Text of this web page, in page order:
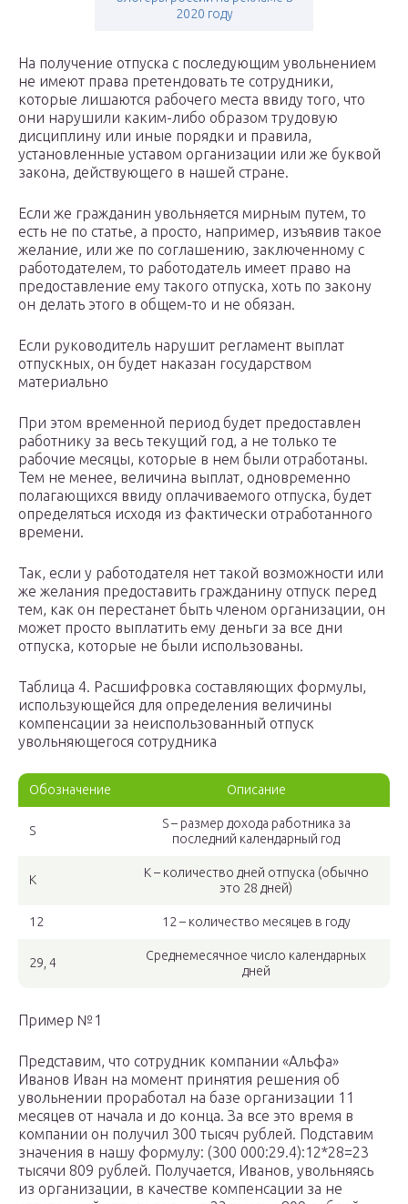
2020 году
На получение отпуска с последующим увольнением
не имеют права претендовать те сотрудники,
которые лишаются рабочего места ввиду того, что
они нарушили каким-либо образом трудовую
дисциплину или иные порядки и правила,
установленные уставом организации или же буквой
закона, действующего в нашей стране.
Если же гражданин увольняется мирным путем, то
есть не по статье, а просто, например, изъявив такое
желание, или же по соглашению, заключенному с
работодателем, то работодатель имеет право на
предоставление ему такого отпуска, хоть по закону
он делать этого в общем-то и не обязан.
Если руководитель нарушит регламент выплат
отпускных, он будет наказан государством
материально
При этом временной период будет предоставлен
работнику за весь текущий год, а не только те
рабочие месяцы, которые в нем были отработаны.
Тем не менее, величина выплат, одновременно
полагающихся ввиду оплачиваемого отпуска, будет
определяться исходя из фактически отработанного
времени.
Так, если у работодателя нет такой возможности или
же желания предоставить гражданину отпуск перед
тем, как он перестанет быть членом организации, он
может просто выплатить ему деньги за все дни
отпуска, которые не были использованы.
Таблица 4. Расшифровка составляющих формулы,
использующейся для определения величины
компенсации за неиспользованный отпуск
увольняющегося сотрудника
Обозначение Описание
S
S – размер дохода работника за
последний календарный год
К
К – количество дней отпуска (обычно
это 28 дней)
12 12 – количество месяцев в году
29, 4
Среднемесячное число календарных
дней
Пример №1
Представим, что сотрудник компании «Альфа»
Иванов Иван на момент принятия решения об
увольнении проработал на базе организации 11
месяцев от начала и до конца. За все это время в
компании он получил 300 тысяч рублей. Подставим
значения в нашу формулу: (300 000:29.4):12*28=23
тысячи 809 рублей. Получается, Иванов, увольняясь
из организации, в качестве компенсации за не